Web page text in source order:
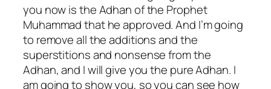
you now is the Adhan of the Prophet
Muhammad that he approved. And I’m going
to remove all the additions and the
superstitions and nonsense from the
Adhan, and I will give you the pure Adhan. I
am going to show you, so you can see how